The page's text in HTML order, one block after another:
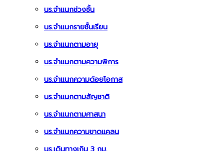
นร.จำแนกช่วงชั้น
นร.จำแนกรายชั้นเรียน
นร.จำแนกตามอายุ
นร.จำแนกตามความพิการ
นร.จำแนกความด้อยโอกาส
นร.จำแนกตามสัญชาติ
นร.จำแนกตามศาสนา
นร.จำแนกความขาดแคลน